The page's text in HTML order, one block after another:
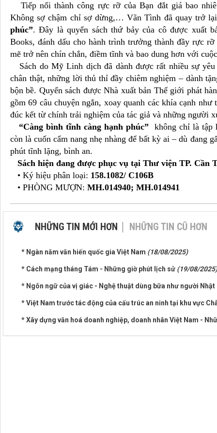
Tiếp nối thành công rực rỡ của Bạn đắt giá bao
Không sợ chậm chỉ sợ dừng,… Vãn Tình đã quay trở
phúc”. Đây là quyển sách thứ bảy của cô được xuất
Books, đánh dấu cho hành trình trưởng thành đầy rực
mẽ trở nên chín chắn, điềm tĩnh và bao dung hơn với
Sách do Mỹ Linh dịch đã dành được rất nhiều sự yêu
chân thật, những lời thủ thỉ đầy chiêm nghiệm – dành
bộn bề. Quyển sách được Nhà xuất bản Thế giới phát
gồm 69 câu chuyện ngắn, xoay quanh các khía cạnh
đúc kết từ chính trải nghiệm của tác giả và những người
“Càng bình tĩnh càng hạnh phúc” không chỉ là tập
còn là cuốn cẩm nang nhẹ nhàng để bất kỳ ai – dù đang
phút tĩnh lặng, bình an.
Sách hiện đang được phục vụ tại Thư viện TP. Cần
• Ký hiệu phân loại: 158.1082/ C106B
• PHÒNG MƯỢN: MH.014940; MH.014941
NHỮNG TIN MỚI HƠN NHỮNG TIN CŨ HƠN
* Ngàn năm văn hiến quốc gia Việt Nam (18/08/2025)
* Cách mạng tháng Tám - Những giờ phút lịch sử (19/08/2025)
* Ngôn ngữ của vị giác - Nghệ thuật dùng bữa như người Nhật
* Việt Nam trước tác động của cấu trúc an ninh tại khu vực
* Xây dựng văn hoá doanh nghiệp, doanh nhân Việt Nam -